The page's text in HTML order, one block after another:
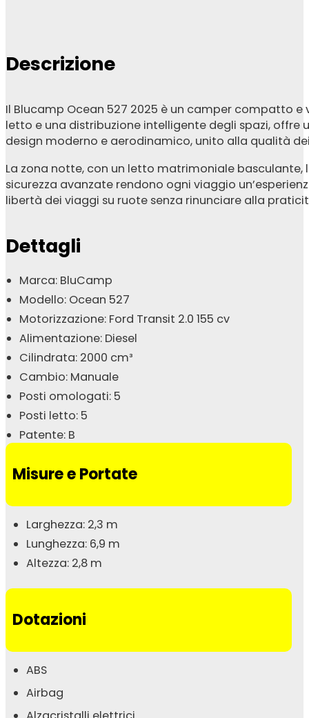
Descrizione
Il Blucamp Ocean 527 2025 è un camper compatto
letto e una distribuzione intelligente degli spazi,
design moderno e aerodinamico, unito alla qualità
La zona notte, con un letto matrimoniale
sicurezza avanzate rendono ogni viaggio
libertà dei viaggi su ruote senza rinunciare alla
Dettagli
Marca: BluCamp
Modello: Ocean 527
Motorizzazione: Ford Transit 2.0 155 cv
Alimentazione: Diesel
Cilindrata: 2000 cm³
Cambio: Manuale
Posti omologati: 5
Posti letto: 5
Patente: B
Misure e Portate
Larghezza: 2,3 m
Lunghezza: 6,9 m
Altezza: 2,8 m
Dotazioni
ABS
Airbag